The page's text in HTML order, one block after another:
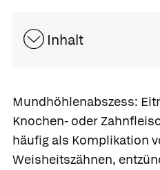
Inhalt
Mundhöhlenabszess:
Knochen- oder
häufig als Komplikation
Weisheitszähnen,